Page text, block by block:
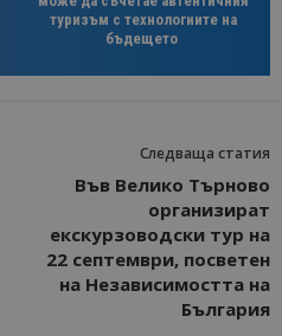
туризъм с технологиите на
бъдещето
Следваща статия
Във Велико Търново
организират
екскурзоводски тур на
22 септември, посветен
на Независимостта на
България